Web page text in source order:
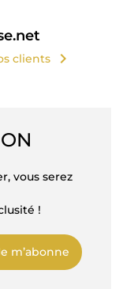
clients chevron_right
vous serez
!
m’abonne